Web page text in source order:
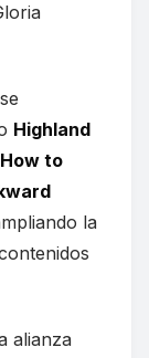
Highland
How to
la
alianza